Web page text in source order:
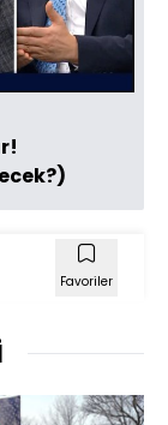
Favoriler